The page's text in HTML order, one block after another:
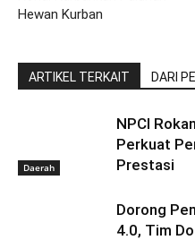
Hewan Kurban
ARTIKEL TERKAIT DARI
Daerah
NPCI
Perkuat
Prestasi
Dorong
4.0, Tim